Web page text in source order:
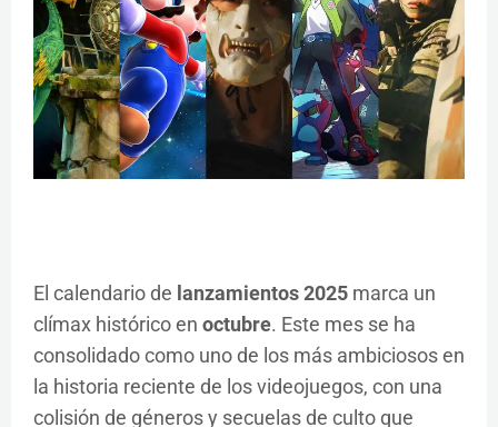
El calendario de lanzamientos 2025 marca un
clímax histórico en octubre. Este mes se ha
consolidado como uno de los más ambiciosos en
la historia reciente de los videojuegos, con una
colisión de géneros y secuelas de culto que